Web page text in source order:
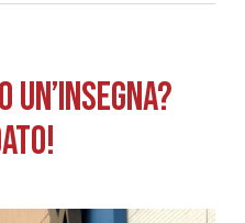
UN’INSEGNA?